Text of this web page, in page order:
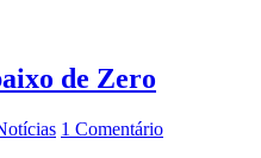
de Zero
1 Comentário